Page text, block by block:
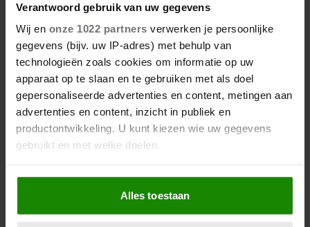
Verantwoord gebruik van uw gegevens
Wij en onze 1022 partners verwerken je persoonlijke
gegevens (bijv. uw IP-adres) met behulp van
technologieën zoals cookies om informatie op uw
apparaat op te slaan en te gebruiken met als doel
gepersonaliseerde advertenties en content, metingen aan
advertenties en content, inzicht in publiek en
productontwikkeling. U kunt kiezen wie uw gegevens
gebruikt en met welke doelen.
Als u het toestaat, willen we ook graag:
Informatie verzamelen over uw geografische
locatie, die tot een paar meter nauwkeurig kan zijn
Alles toestaan